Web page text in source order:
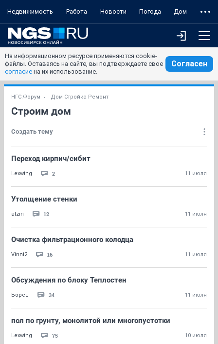
Недвижимость Работа Новости Погода Дом
На информационном ресурсе применяются cookie-
файлы. Оставаясь на сайте, вы подтверждаете свое
согласие на их использование.
Согласен
НГС.Форум Дом Стройка Ремонт
Строим дом
Создать тему
Переход кирпич/сибит
Lexwtng 2 11 июля
Утолщение стенки
alzin 12 11 июля
Очистка фильтрационного колодца
Vinni2 16 11 июля
Обсуждения по блоку Теплостен
Борец 34 11 июля
пол по грунту, монолитой или многопустотки
Lexwtng 75 10 июля